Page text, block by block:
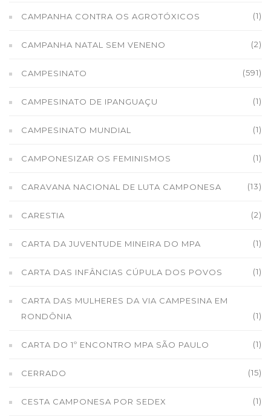
CAMPANHA CONTRA OS AGROTÓXICOS (1)
CAMPANHA NATAL SEM VENENO (2)
CAMPESINATO (591)
CAMPESINATO DE IPANGUAÇU (1)
CAMPESINATO MUNDIAL (1)
CAMPONESIZAR OS FEMINISMOS (1)
CARAVANA NACIONAL DE LUTA CAMPONESA (13)
CARESTIA (2)
CARTA DA JUVENTUDE MINEIRA DO MPA (1)
CARTA DAS INFÂNCIAS CÚPULA DOS POVOS (1)
CARTA DAS MULHERES DA VIA CAMPESINA EM
RONDÔNIA
(1)
CARTA DO 1º ENCONTRO MPA SÃO PAULO (1)
CERRADO (15)
CESTA CAMPONESA POR SEDEX (1)